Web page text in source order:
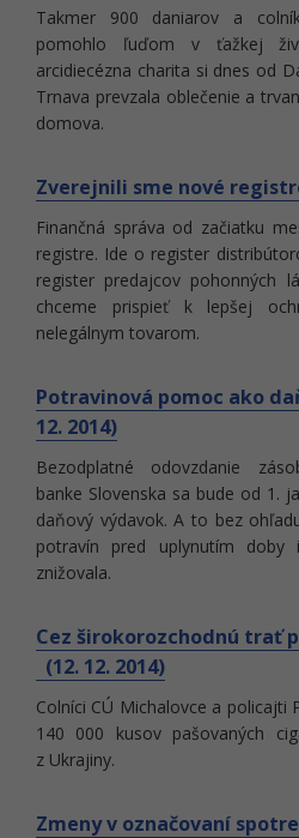
Takmer 900 daniarov a
pomohlo ľuďom v ťažkej
arcidiecézna charita si dnes od
Trnava prevzala oblečenie a
domova.
Zverejnili sme nové
Finančná správa od začiatku
registre. Ide o register
register predajcov pohonných
chceme prispieť k lepšej
nelegálnym tovarom.
Potravinová pomoc ako
12. 2014)
Bezodplatné odovzdanie
banke Slovenska sa bude od 1.
daňový výdavok. A to bez
potravín pred uplynutím doby
znižovala.
Cez širokorozchodnú trať
(12. 12. 2014)
Colníci CÚ Michalovce a policajti
140 000 kusov pašovaných
z Ukrajiny.
Zmeny v označovaní